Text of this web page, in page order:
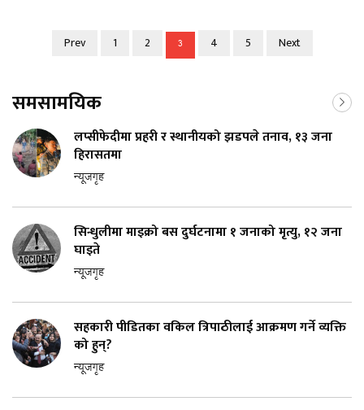
Prev 1 2 3 4 5 Next
समसामयिक
लप्सीफेदीमा प्रहरी र स्थानीयको झडपले तनाव, १३ जना
हिरासतमा
न्यूजगृह
सिन्धुलीमा माइक्रो बस दुर्घटनामा १ जनाको मृत्यु, १२ जना
घाइते
न्यूजगृह
सहकारी पीडितका वकिल त्रिपाठीलाई आक्रमण गर्ने व्यक्ति
को हुन्?
न्यूजगृह